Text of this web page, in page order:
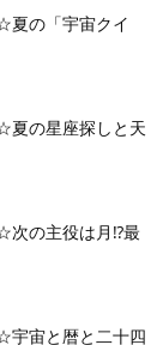
夏の「宇宙クイ
夏の星座探しと天
次の主役は月⁉最
宇宙と暦と二十四